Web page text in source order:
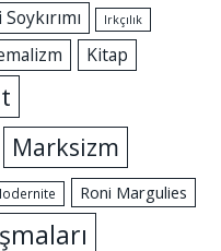
Irkçılık
Kitap
Marksizm
Roni Margulies